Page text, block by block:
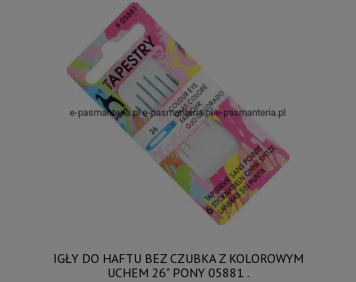
IGŁY DO HAFTU BEZ CZUBKA Z KOLOROWYM
UCHEM 26" PONY 05881 .